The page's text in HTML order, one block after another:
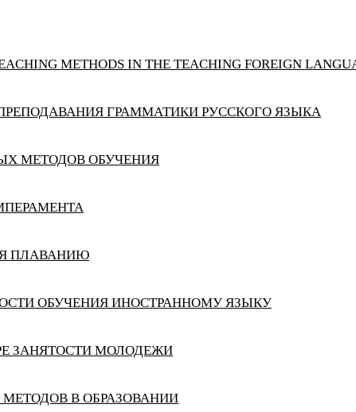
METHODS IN THE TEACHING FOREIGN
ГРАММАТИКИ РУССКОГО ЯЗЫКА
МЕТОДОВ ОБУЧЕНИЯ
ПЛАВАНИЮ
ОБУЧЕНИЯ ИНОСТРАННОМУ ЯЗЫКУ
ЗАНЯТОСТИ МОЛОДЕЖИ
В ОБРАЗОВАНИИ